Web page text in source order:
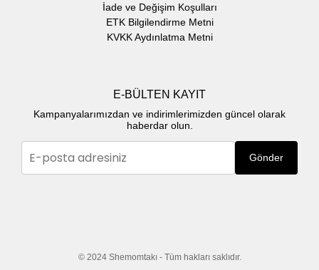
İade ve Değişim Koşulları
ETK Bilgilendirme Metni
KVKK Aydınlatma Metni
E-BÜLTEN KAYIT
Kampanyalarımızdan ve indirimlerimizden güncel olarak
haberdar olun.
Gönder
© 2024 Shemomtakı - Tüm hakları saklıdır.